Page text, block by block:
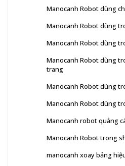
Manocanh Robot dùng
Manocanh Robot dùng
Manocanh Robot dùng
Manocanh Robot dùng
trang
Manocanh Robot dùng
Manocanh Robot dùng
Manocanh robot quảng
Manocanh Robot trong
manocanh xoay bảng